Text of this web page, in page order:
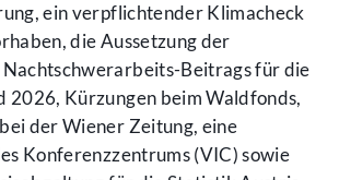
ein verpflichtender Klimacheck
die Aussetzung der
Nachtschwerarbeits-Beitrags für die
2026, Kürzungen beim Waldfonds,
der Wiener Zeitung, eine
Konferenzzentrums (VIC) sowie